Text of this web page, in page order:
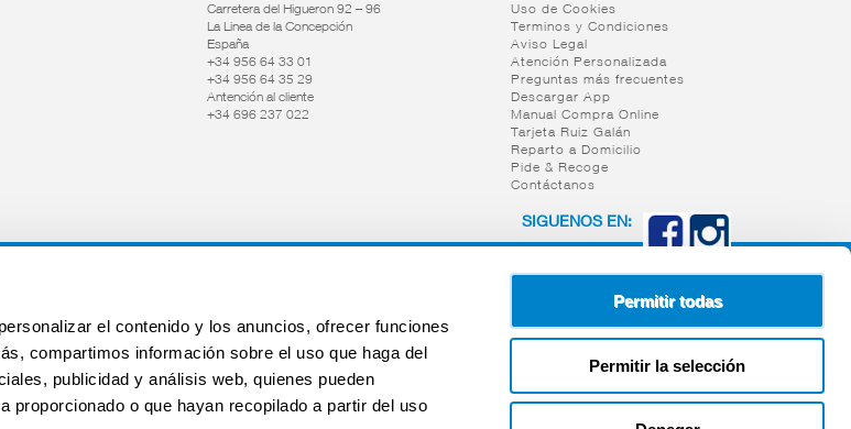
el contenido y los anuncios, ofrecer funciones
compartimos información sobre el uso que haga del
publicidad y análisis web, quienes pueden
proporcionado o que hayan recopilado a partir del uso
Permitir todas
Permitir la selección
Carretera del Higueron 92 – 96
La Linea de la Concepción
España
+34 956 64 33 01
+34 956 64 35 29
Antención al cliente
+34 696 237 022
Uso de Cookies
Terminos y Condiciones
Aviso Legal
Atención Personalizada
Preguntas más frecuentes
Descargar App
Manual Compra Online
Tarjeta Ruiz Galán
Reparto a Domicilio
Pide & Recoge
Contáctanos
SIGUENOS EN: